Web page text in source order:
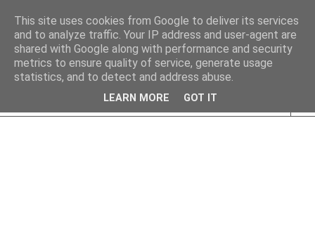
This site uses cookies from Google to deliver its services
and to analyze traffic. Your IP address and user-agent are
shared with Google along with performance and security
metrics to ensure quality of service, generate usage
statistics, and to detect and address abuse.
LEARN MORE GOT IT